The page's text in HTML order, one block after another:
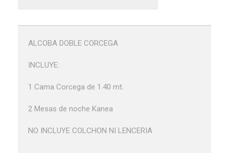
ALCOBA DOBLE CORCEGA
INCLUYE:
1 Cama Corcega de 1.40 mt.
2 Mesas de noche Kanea
NO INCLUYE COLCHON NI LENCERIA